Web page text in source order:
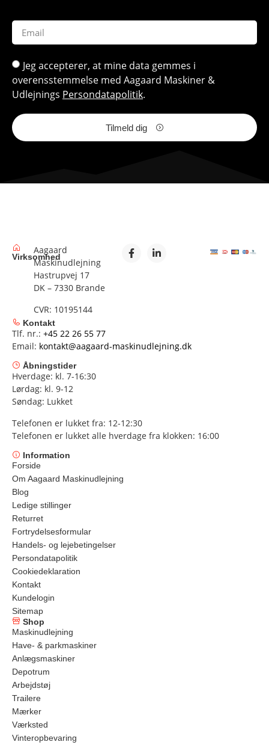
Jeg accepterer, at mine data gemmes i
overensstemmelse med Aagaard Maskiner &
Udlejnings Persondatapolitik.
Tilmeld dig
Virksomhed
Aagaard
Maskinudlejning
Hastrupvej 17
DK – 7330 Brande
CVR: 10195144
Kontakt
Tlf. nr.: +45 22 26 55 77
Email: kontakt@aagaard-maskinudlejning.dk
Åbningstider
Hverdage: kl. 7-16:30
Lørdag: kl. 9-12
Søndag: Lukket
Telefonen er lukket fra: 12-12:30
Telefonen er lukket alle hverdage fra klokken: 16:00
Information
Forside
Om Aagaard Maskinudlejning
Blog
Ledige stillinger
Returret
Fortrydelsesformular
Handels- og lejebetingelser
Persondatapolitik
Cookiedeklaration
Kontakt
Kundelogin
Sitemap
Shop
Maskinudlejning
Have- & parkmaskiner
Anlægsmaskiner
Depotrum
Arbejdstøj
Trailere
Mærker
Værksted
Vinteropbevaring